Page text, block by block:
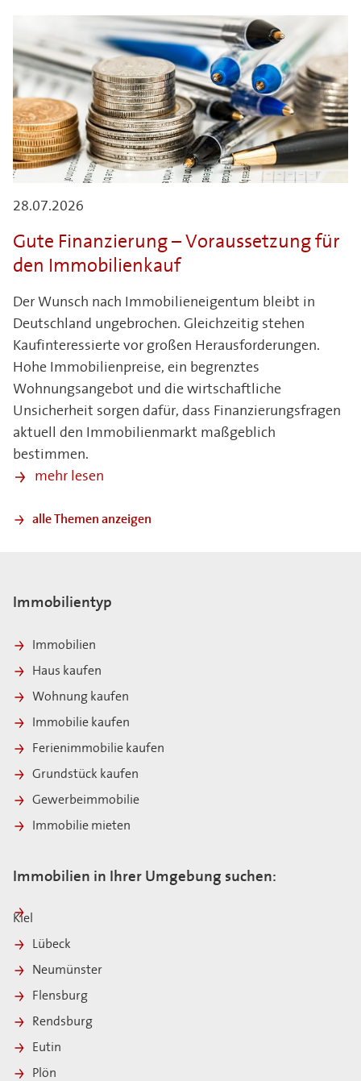
28.07.2026
Gute Finanzierung – Voraussetzung für
den Immobilienkauf
Der Wunsch nach Immobilieneigentum bleibt in
Deutschland ungebrochen. Gleichzeitig stehen
Kaufinteressierte vor großen Herausforderungen.
Hohe Immobilienpreise, ein begrenztes
Wohnungsangebot und die wirtschaftliche
Unsicherheit sorgen dafür, dass Finanzierungsfragen
aktuell den Immobilienmarkt maßgeblich
bestimmen.
mehr lesen
alle Themen anzeigen
Immobilientyp
Immobilien
Haus kaufen
Wohnung kaufen
Immobilie kaufen
Ferienimmobilie kaufen
Grundstück kaufen
Gewerbeimmobilie
Immobilie mieten
Immobilien in Ihrer Umgebung suchen:
Kiel
Lübeck
Neumünster
Flensburg
Rendsburg
Eutin
Plön